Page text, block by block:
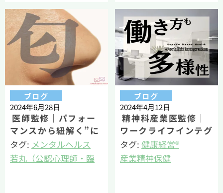
ー）
キスパートアドバイザ
ー）
ブログ
2024年6月28日
医師監修｜パフォー
マンスから紐解く”に
おい”とメンタルヘル
スの関係
タグ: メンタルヘルス
若丸（公認心理師・臨
ブログ
2024年4月12日
精神科産業医監修｜
ワークライフインテグ
レーションとは何か？
タグ: 健康経営®
産業精神保健